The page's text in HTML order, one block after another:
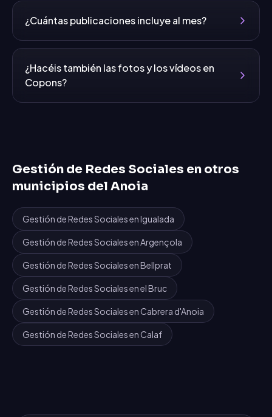
¿Cuántas publicaciones incluye al mes?
¿Hacéis también las fotos y los vídeos en
Copons?
Gestión de Redes Sociales en otros
municipios del Anoia
Gestión de Redes SocialesenIgualada
Gestión de Redes SocialesenArgençola
Gestión de Redes SocialesenBellprat
Gestión de Redes Socialesenel Bruc
Gestión de Redes SocialesenCabrera d'Anoia
Gestión de Redes SocialesenCalaf